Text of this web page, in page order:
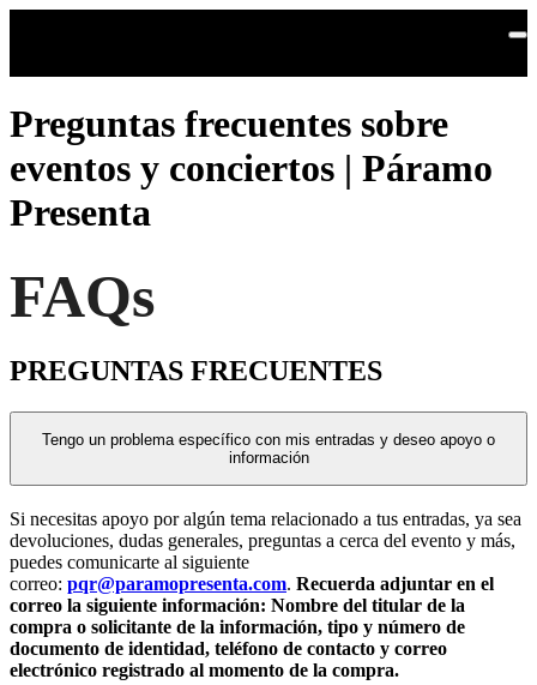
Preguntas frecuentes sobre
eventos y conciertos | Páramo
Presenta
FAQs
PREGUNTAS FRECUENTES
Tengo un problema específico con mis entradas y deseo apoyo o
información
Si necesitas apoyo por algún tema relacionado a tus entradas, ya sea
devoluciones, dudas generales, preguntas a cerca del evento y más,
puedes comunicarte al siguiente
correo: pqr@paramopresenta.com. Recuerda adjuntar en el
correo la siguiente información: Nombre del titular de la
compra o solicitante de la información, tipo y número de
documento de identidad, teléfono de contacto y correo
electrónico registrado al momento de la compra.